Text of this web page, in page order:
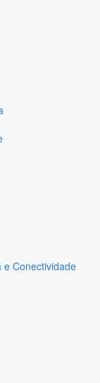
e Conectividade